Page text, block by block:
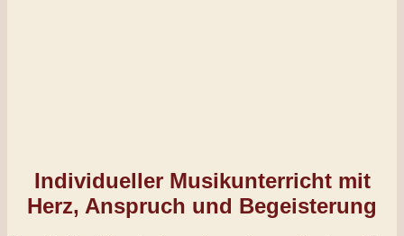
Individueller Musikunterricht mit
Herz, Anspruch und Begeisterung